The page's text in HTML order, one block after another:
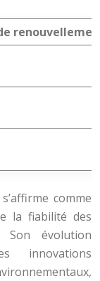
comme
la fiabilité des
Son évolution
innovations